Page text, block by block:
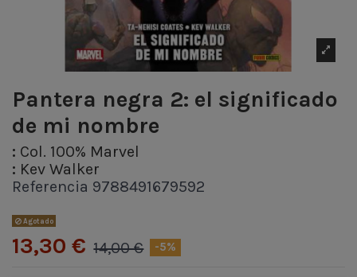
Pantera negra 2: el significado
de mi nombre
: Col. 100% Marvel
: Kev Walker
Referencia 9788491679592
Agotado
13,30 € 14,00 € -5%